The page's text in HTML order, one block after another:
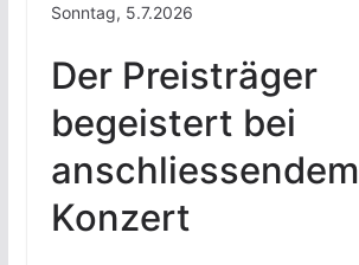
Sonntag, 5.7.2026
Der Preisträger
begeistert bei
anschliessendem
Konzert